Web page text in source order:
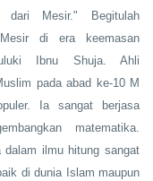
dari Mesir." Begitulah
di era keemasan
Ibnu Shuja. Ahli
pada abad ke-10 M
Ia sangat berjasa
matematika.
dalam ilmu hitung sangat
di dunia Islam maupun